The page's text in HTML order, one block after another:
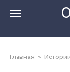
Главная » Истории